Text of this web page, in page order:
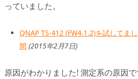
っていました。
QNAP TS-412 (FW4.1.2)を試してま
間 (2015年2月7日)
原因がわかりました! 測定系の原因